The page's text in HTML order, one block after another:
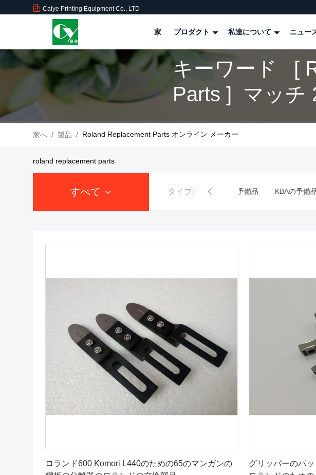
Caiye Printing Equipment Co., LTD
家 プロダクト 私達について ニュー
キーワード [
Parts ] マッチ
家へ / 製品 / Roland Replacement Parts オンライン メーカー
roland replacement parts
すべて タイプ:
Ryobiの印字機の予備品 ロランド プリンター予備品 KBAの予備品 折
ロランド600 Komori L440のための65のマンガンの
グリッパーのパッ